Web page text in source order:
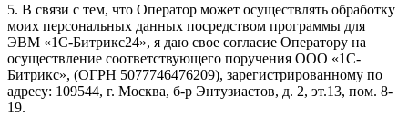
5. В связи с тем, что Оператор может осуществлять обработку
моих персональных данных посредством программы для
ЭВМ «1С-Битрикс24», я даю свое согласие Оператору на
осуществление соответствующего поручения ООО «1С-
Битрикс», (ОГРН 5077746476209), зарегистрированному по
адресу: 109544, г. Москва, б-р Энтузиастов, д. 2, эт.13, пом. 8-
19.